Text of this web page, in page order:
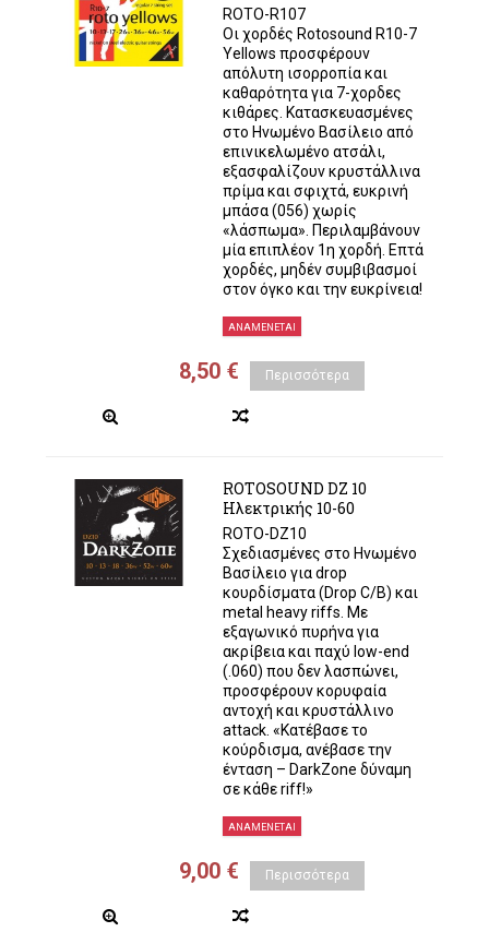
ROTO-R107
Οι χορδές Rotosound R10-7
Yellows προσφέρουν
απόλυτη ισορροπία και
καθαρότητα για 7-χορδες
κιθάρες. Κατασκευασμένες
στο Ηνωμένο Βασίλειο από
επινικελωμένο ατσάλι,
εξασφαλίζουν κρυστάλλινα
πρίμα και σφιχτά, ευκρινή
μπάσα (056) χωρίς
«λάσπωμα». Περιλαμβάνουν
μία επιπλέον 1η χορδή. Επτά
χορδές, μηδέν συμβιβασμοί
στον όγκο και την ευκρίνεια!
ΑΝΑΜΈΝΕΤΑΙ
8,50 € Περισσότερα
ROTOSOUND DZ 10
Ηλεκτρικής 10-60
ROTO-DZ10
Σχεδιασμένες στο Ηνωμένο
Βασίλειο για drop
κουρδίσματα (Drop C/B) και
metal heavy riffs. Με
εξαγωνικό πυρήνα για
ακρίβεια και παχύ low-end
(.060) που δεν λασπώνει,
προσφέρουν κορυφαία
αντοχή και κρυστάλλινο
attack. «Κατέβασε το
κούρδισμα, ανέβασε την
ένταση – DarkZone δύναμη
σε κάθε riff!»
ΑΝΑΜΈΝΕΤΑΙ
9,00 € Περισσότερα